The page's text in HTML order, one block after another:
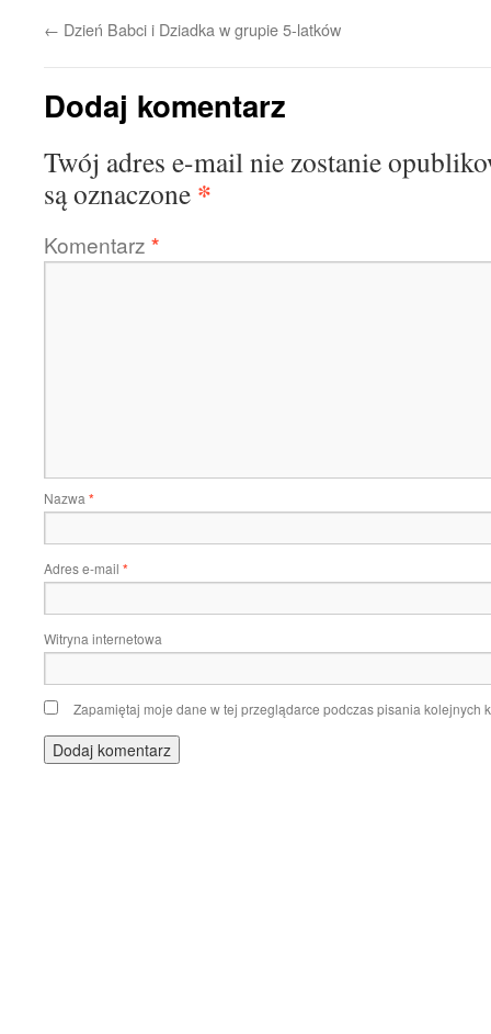
← Dzień Babci i Dziadka w grupie 5-latków
Dodaj komentarz
Twój adres e-mail nie zostanie
są oznaczone *
Komentarz *
Nazwa *
Adres e-mail *
Witryna internetowa
Zapamiętaj moje dane w tej przeglądarce podczas pisania kolejnych